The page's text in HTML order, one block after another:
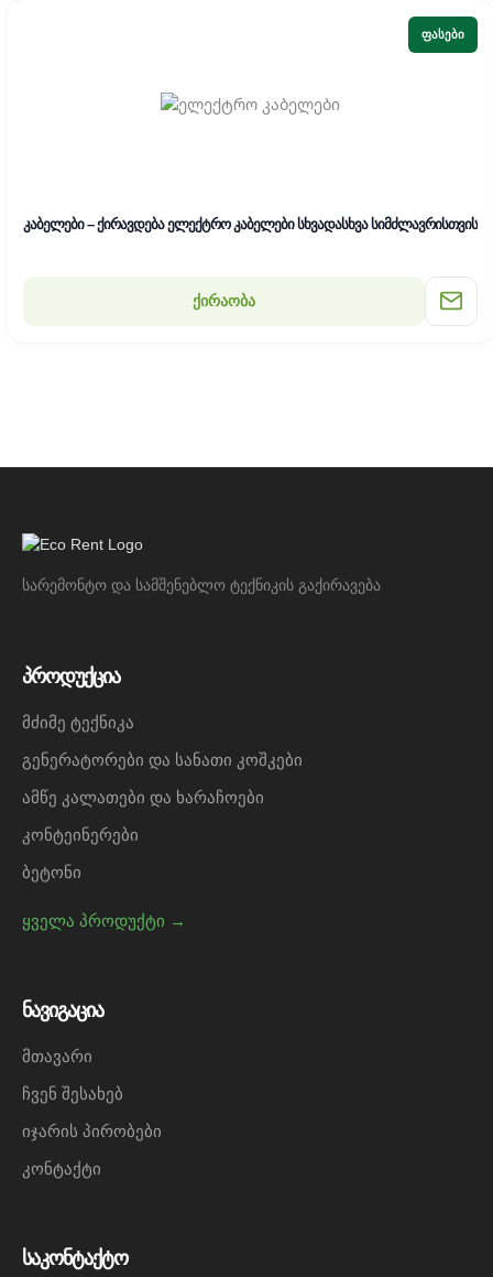
ᲤᲐᲡᲔᲑᲘ
კაბელები – ქირავდება ელექტრო კაბელები სხვადასხვა სიმძლავრისთვის
ქირაობა
სარემონტო და სამშენებლო ტექნიკის გაქირავება
პროდუქცია
მძიმე ტექნიკა
გენერატორები და სანათი კოშკები
ამწე კალათები და ხარაჩოები
კონტეინერები
ბეტონი
ყველა პროდუქტი →
ნავიგაცია
მთავარი
ჩვენ შესახებ
იჯარის პირობები
კონტაქტი
საკონტაქტო